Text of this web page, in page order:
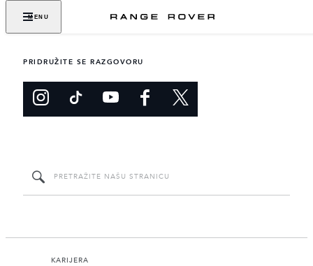
MENU
PRIDRUŽITE SE RAZGOVORU
KARIJERA